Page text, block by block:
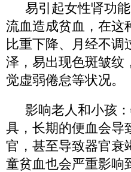
易引起女性肾功
流血造成贫血，在这
比重下降、月经不调
泽，易出现色斑皱纹
觉虚弱倦怠等状况。
影响老人和小孩
具，长期的便血会导
官，甚至导致器官衰
童贫血也会严重影响